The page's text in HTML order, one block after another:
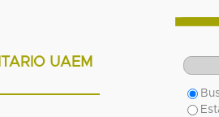
UAEM